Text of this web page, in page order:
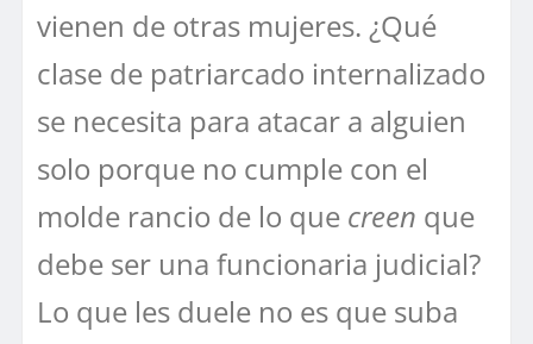
vienen de otras mujeres. ¿Qué
clase de patriarcado internalizado
se necesita para atacar a alguien
solo porque no cumple con el
molde rancio de lo que creen que
debe ser una funcionaria judicial?
Lo que les duele no es que suba